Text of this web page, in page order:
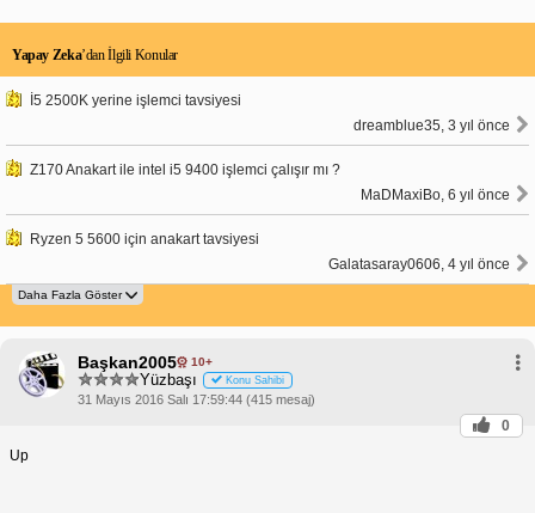
Yapay Zeka’dan İlgili Konular
İ5 2500K yerine işlemci tavsiyesi
dreamblue35, 3 yıl önce
Z170 Anakart ile intel i5 9400 işlemci çalışır mı ?
MaDMaxiBo, 6 yıl önce
Ryzen 5 5600 için anakart tavsiyesi
Galatasaray0606, 4 yıl önce
Başkan2005 10+
Yüzbaşı Konu Sahibi
31 Mayıs 2016 Salı 17:59:44 (415 mesaj)
0
Up